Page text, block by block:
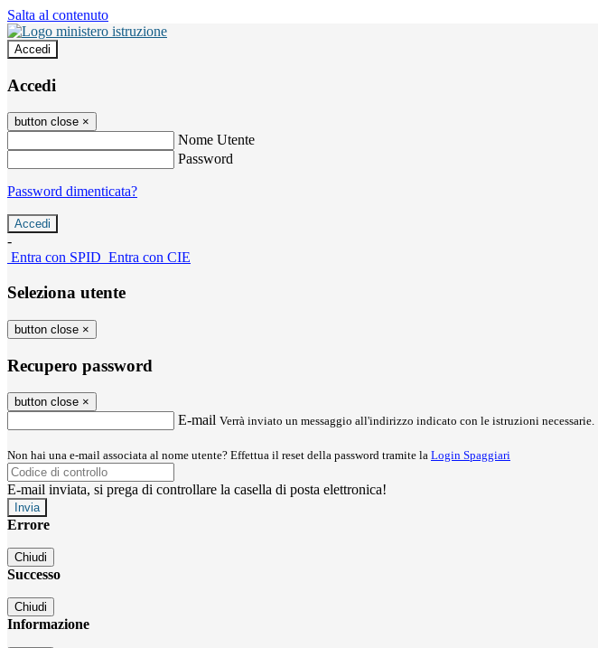
Salta al contenuto
Accedi
Accedi
button close ×
Nome Utente
Password
Password dimenticata?
-
Entra con SPID Entra con CIE
Seleziona utente
button close ×
Recupero password
button close ×
E-mail Verrà inviato un messaggio all'indirizzo indicato con le istruzioni necessarie.
Non hai una e-mail associata al nome utente? Effettua il reset della password tramite la Login Spaggiari
E-mail inviata, si prega di controllare la casella di posta elettronica!
Errore
Chiudi
Successo
Chiudi
Informazione